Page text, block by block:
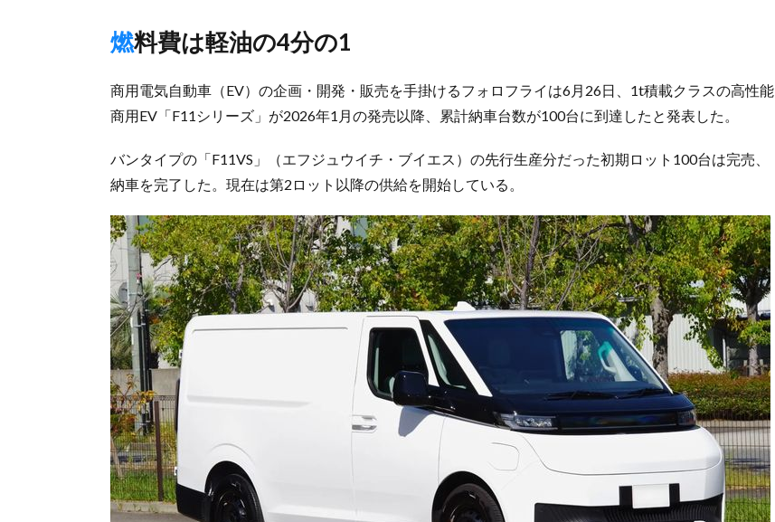
燃料費は軽油の4分の1
商用電気自動車（EV）の企画・開発・販売を手掛けるフォロフライは6月26日、1t積載クラスの高性能
商用EV「F11シリーズ」が2026年1月の発売以降、累計納車台数が100台に到達したと発表した。
バンタイプの「F11VS」（エフジュウイチ・ブイエス）の先行生産分だった初期ロット100台は完売、
納車を完了した。現在は第2ロット以降の供給を開始している。